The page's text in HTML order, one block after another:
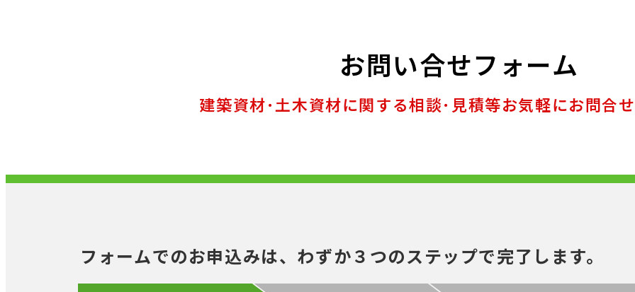
お問い合せフォーム
建築資材･土木資材に関する相談･見積等お気軽にお問合
フォームでのお申込みは、わずか３つのステップで完了します。